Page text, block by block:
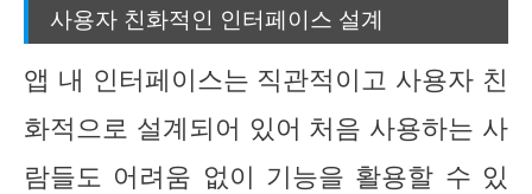
사용자 친화적인 인터페이스 설계
앱 내 인터페이스는 직관적이고 사용자 친
화적으로 설계되어 있어 처음 사용하는 사
람들도 어려움 없이 기능을 활용할 수 있